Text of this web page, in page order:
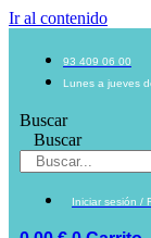
Ir al contenido
93 409 06 00
Lunes a jueves
Buscar
Buscar
Iniciar sesión /